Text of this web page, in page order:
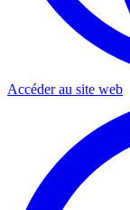
Accéder au site web